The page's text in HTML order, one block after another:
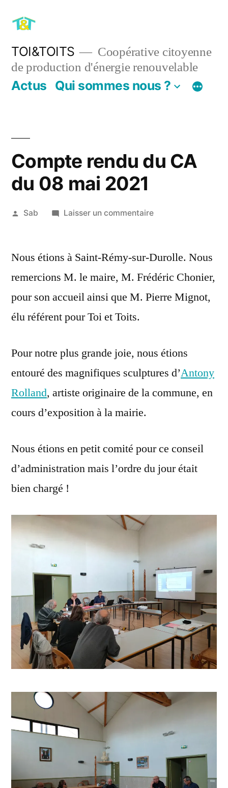
contenu
TOI&TOITS
Coopérative citoyenne
de production d'énergie renouvelable
Actus Qui sommes nous ?
Compte rendu du CA
du 08 mai 2021
Publié
Sab
2021
Laisser un commentairesur
du
du
08
Nous étions à Saint-Rémy-sur-Durolle. Nous
remercions M. le maire, M. Frédéric Chonier,
pour son accueil ainsi que M. Pierre Mignot,
élu référent pour Toi et Toits.
Pour notre plus grande joie, nous étions
entouré des magnifiques sculptures d’Antony
Rolland, artiste originaire de la commune, en
cours d’exposition à la mairie.
Nous étions en petit comité pour ce conseil
d’administration mais l’ordre du jour était
bien chargé !